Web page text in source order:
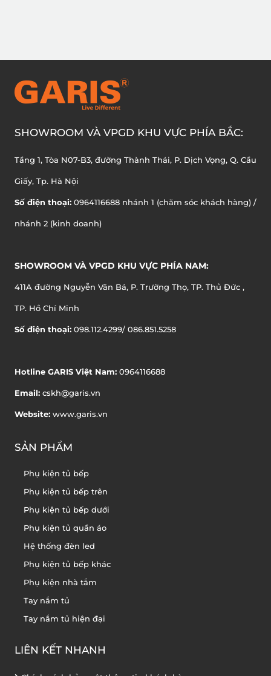
SHOWROOM VÀ VPGD KHU VỰC PHÍA BẮC:
Tầng 1, Tòa N07-B3, đường Thành Thái, P. Dịch Vọng, Q. Cầu
Giấy, Tp. Hà Nội
Số điện thoại: 0964116688 nhánh 1 (chăm sóc khách hàng) /
nhánh 2 (kinh doanh)
SHOWROOM VÀ VPGD KHU VỰC PHÍA NAM:
411A đường Nguyễn Văn Bá, P. Trường Thọ, TP. Thủ Đức ,
TP. Hồ Chí Minh
Số điện thoại: 098.112.4299/ 086.851.5258
Hotline GARIS Việt Nam: 0964116688
Email: cskh@garis.vn
Website: www.garis.vn
SẢN PHẨM
Phụ kiện tủ bếp
Phụ kiện tủ bếp trên
Phụ kiện tủ bếp dưới
Phụ kiện tủ quần áo
Hệ thống đèn led
Phụ kiện tủ bếp khác
Phụ kiện nhà tắm
Tay nắm tủ
Tay nắm tủ hiện đại
LIÊN KẾT NHANH